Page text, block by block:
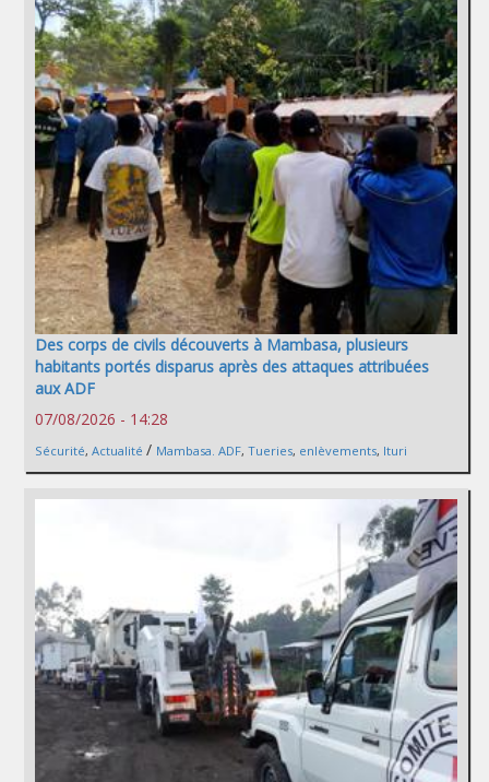
Des corps de civils découverts à Mambasa, plusieurs
habitants portés disparus après des attaques attribuées
aux ADF
07/08/2026 - 14:28
Sécurité, Actualité / Mambasa. ADF, Tueries, enlèvements, Ituri